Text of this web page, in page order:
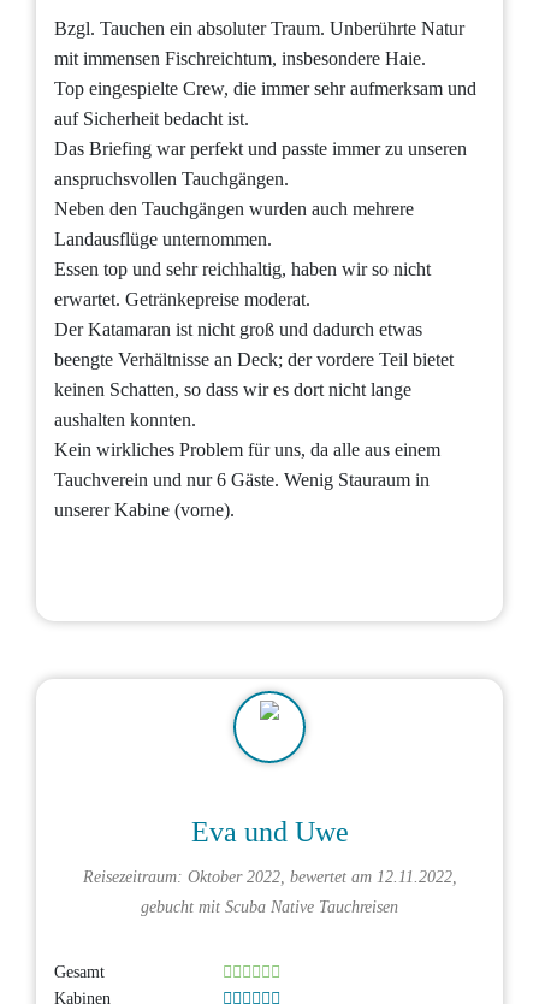
Bzgl. Tauchen ein absoluter Traum. Unberührte Natur
mit immensen Fischreichtum, insbesondere Haie.
Top eingespielte Crew, die immer sehr aufmerksam und
auf Sicherheit bedacht ist.
Das Briefing war perfekt und passte immer zu unseren
anspruchsvollen Tauchgängen.
Neben den Tauchgängen wurden auch mehrere
Landausflüge unternommen.
Essen top und sehr reichhaltig, haben wir so nicht
erwartet. Getränkepreise moderat.
Der Katamaran ist nicht groß und dadurch etwas
beengte Verhältnisse an Deck; der vordere Teil bietet
keinen Schatten, so dass wir es dort nicht lange
aushalten konnten.
Kein wirkliches Problem für uns, da alle aus einem
Tauchverein und nur 6 Gäste. Wenig Stauraum in
unserer Kabine (vorne).
Eva und Uwe
Reisezeitraum: Oktober 2022, bewertet am 12.11.2022,
gebucht mit Scuba Native Tauchreisen
Gesamt
Kabinen